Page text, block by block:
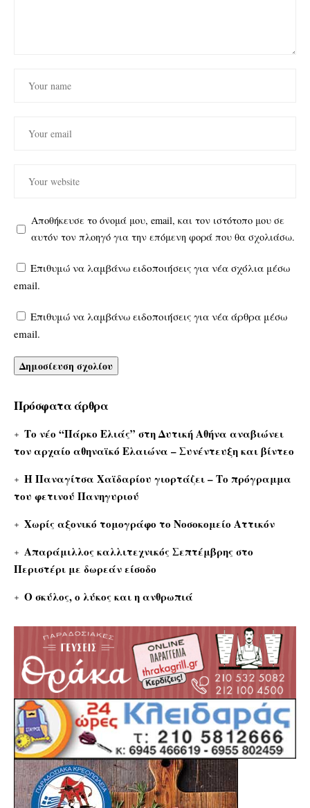
Αποθήκευσε το όνομά μου, email, και τον ιστότοπο μου σε
αυτόν τον πλοηγό για την επόμενη φορά που θα σχολιάσω.
Επιθυμώ να λαμβάνω ειδοποιήσεις για νέα σχόλια μέσω
email.
Επιθυμώ να λαμβάνω ειδοποιήσεις για νέα άρθρα μέσω
email.
Πρόσφατα άρθρα
Το νέο “Πάρκο Ελιάς” στη Δυτική Αθήνα αναβιώνει
τον αρχαίο αθηναϊκό Ελαιώνα – Συνέντευξη και βίντεο
Η Παναγίτσα Χαϊδαρίου γιορτάζει – Το πρόγραμμα
του φετινού Πανηγυριού
Χωρίς αξονικό τομογράφο το Νοσοκομείο Αττικόν
Απαράμιλλος καλλιτεχνικός Σεπτέμβρης στο
Περιστέρι με δωρεάν είσοδο
Ο σκύλος, ο λύκος και η ανθρωπιά